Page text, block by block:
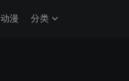
动漫 分类